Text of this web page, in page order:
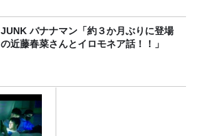
JUNK バナナマン「約３か月ぶりに登場
の近藤春菜さんとイロモネア話！！」